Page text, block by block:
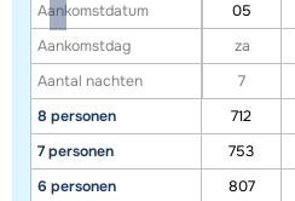
Deze kaart geeft een indicatie van de
exacte locatie kan enigszins afwijken.
Aankomstdatum
Aankomstdag
Aantal nachten
8 personen
7 personen
6 personen
05
za
7
712
753
807